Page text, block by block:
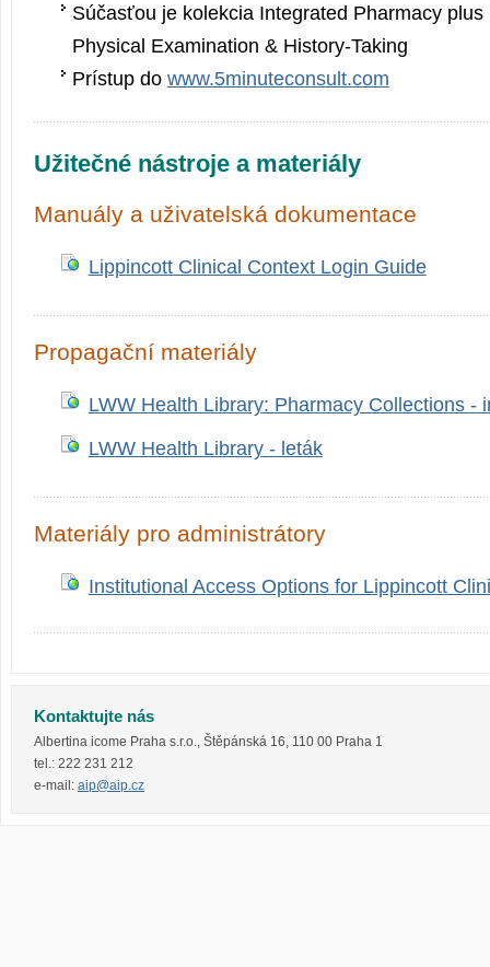
Súčasťou je kolekcia Integrated Pharmacy plus
Physical Examination & History-Taking
Prístup do www.5minuteconsult.com
Užitečné nástroje a materiály
Manuály a uživatelská dokumentace
Lippincott Clinical Context Login Guide
Propagační materiály
LWW Health Library: Pharmacy Collections -
LWW Health Library - leták
Materiály pro administrátory
Institutional Access Options for Lippincott
Kontaktujte nás
Albertina icome Praha s.r.o., Štěpánská 16, 110 00 Praha 1
tel.: 222 231 212
e-mail: aip@aip.cz